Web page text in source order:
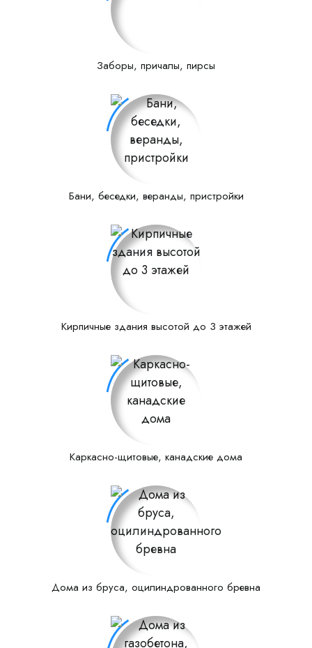
Заборы, причалы, пирсы
Бани, беседки, веранды, пристройки
Кирпичные здания высотой до 3 этажей
Каркасно-щитовые, канадские дома
Дома из бруса, оцилиндрованного бревна